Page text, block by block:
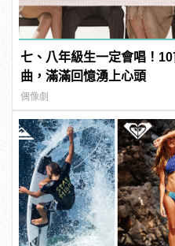
七、八年級生一定會唱！
曲，滿滿回憶湧上心頭
偶像劇